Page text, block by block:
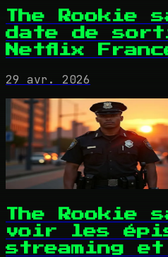
The Rookie
date de
Netflix
29 avr. 2026
The Rookie
voir les
streaming